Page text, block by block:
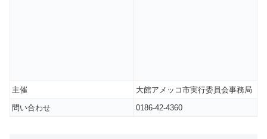
主催
大館アメッコ市実行委員会事務局
問い合わせ
0186-42-4360